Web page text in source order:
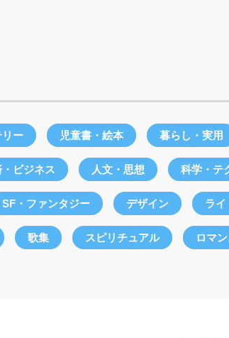
リー 児童書・絵本 暮らし・実用
ビジネス 人文・思想 科学・テ
SF・ファンタジー デザイン ライ
歌集 スピリチュアル ロマ